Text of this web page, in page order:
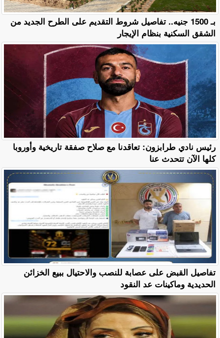
بـ 1500 جنيه.. تفاصيل شروط التقديم على الطرح الجديد من
الشقق السكنية بنظام الإيجار
رئيس نادي طرابزون: تعاقدنا مع صلاح صفقة تاريخية وأوروبا
كلها الآن تتحدث عنا
تفاصيل القبض على عصابة للنصب والاحتيال ببيع الخزائن
الحديدية وماكينات عد النقود